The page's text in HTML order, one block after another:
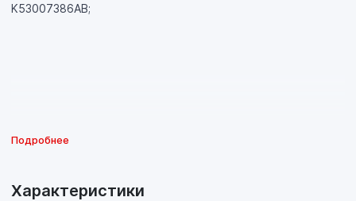
K53007386AB;
Подробнее
Характеристики